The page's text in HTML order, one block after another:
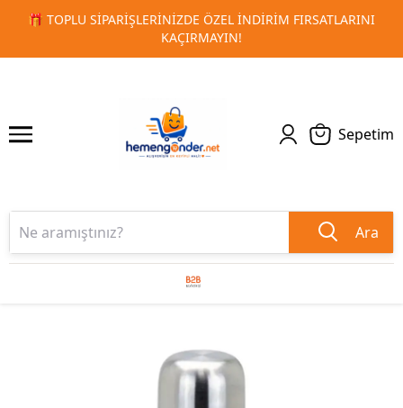
🚀 KURUMSAL PROMOSYON VE MATBAA
1 2
Sepetim
Ara